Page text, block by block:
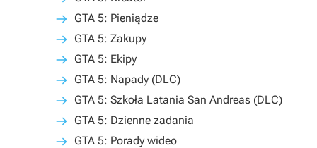
GTA 5: Pieniądze
GTA 5: Zakupy
GTA 5: Ekipy
GTA 5: Napady (DLC)
GTA 5: Szkoła Latania San Andreas (DLC)
GTA 5: Dzienne zadania
GTA 5: Porady wideo